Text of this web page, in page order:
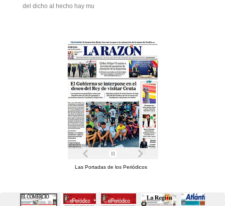
del dicho al hecho hay mu
Las Portadas de los Periódicos